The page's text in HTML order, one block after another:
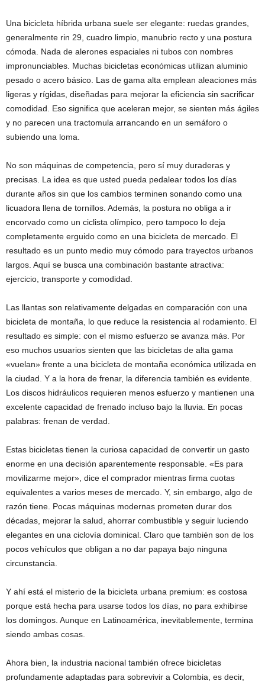
Una bicicleta híbrida urbana suele ser elegante: ruedas grandes,
generalmente rin 29, cuadro limpio, manubrio recto y una postura
cómoda. Nada de alerones espaciales ni tubos con nombres
impronunciables. Muchas bicicletas económicas utilizan aluminio
pesado o acero básico. Las de gama alta emplean aleaciones más
ligeras y rígidas, diseñadas para mejorar la eficiencia sin sacrificar
comodidad. Eso significa que aceleran mejor, se sienten más ágiles
y no parecen una tractomula arrancando en un semáforo o
subiendo una loma.
No son máquinas de competencia, pero sí muy duraderas y
precisas. La idea es que usted pueda pedalear todos los días
durante años sin que los cambios terminen sonando como una
licuadora llena de tornillos. Además, la postura no obliga a ir
encorvado como un ciclista olímpico, pero tampoco lo deja
completamente erguido como en una bicicleta de mercado. El
resultado es un punto medio muy cómodo para trayectos urbanos
largos. Aquí se busca una combinación bastante atractiva:
ejercicio, transporte y comodidad.
Las llantas son relativamente delgadas en comparación con una
bicicleta de montaña, lo que reduce la resistencia al rodamiento. El
resultado es simple: con el mismo esfuerzo se avanza más. Por
eso muchos usuarios sienten que las bicicletas de alta gama
«vuelan» frente a una bicicleta de montaña económica utilizada en
la ciudad. Y a la hora de frenar, la diferencia también es evidente.
Los discos hidráulicos requieren menos esfuerzo y mantienen una
excelente capacidad de frenado incluso bajo la lluvia. En pocas
palabras: frenan de verdad.
Estas bicicletas tienen la curiosa capacidad de convertir un gasto
enorme en una decisión aparentemente responsable. «Es para
movilizarme mejor», dice el comprador mientras firma cuotas
equivalentes a varios meses de mercado. Y, sin embargo, algo de
razón tiene. Pocas máquinas modernas prometen durar dos
décadas, mejorar la salud, ahorrar combustible y seguir luciendo
elegantes en una ciclovía dominical. Claro que también son de los
pocos vehículos que obligan a no dar papaya bajo ninguna
circunstancia.
Y ahí está el misterio de la bicicleta urbana premium: es costosa
porque está hecha para usarse todos los días, no para exhibirse
los domingos. Aunque en Latinoamérica, inevitablemente, termina
siendo ambas cosas.
Ahora bien, la industria nacional también ofrece bicicletas
profundamente adaptadas para sobrevivir a Colombia, es decir,